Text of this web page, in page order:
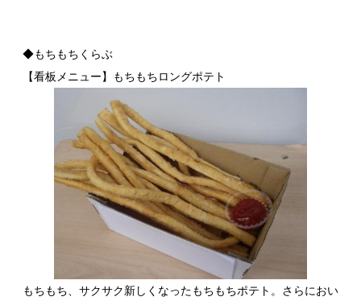
◆もちもちくらぶ
【看板メニュー】もちもちロングポテト
もちもち、サクサク新しくなったもちもちポテト。さらにおい